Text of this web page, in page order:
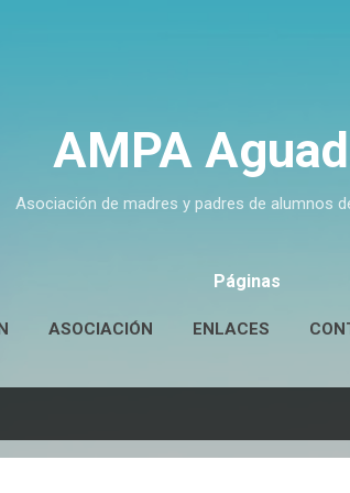
AMPA
Asociación de madres y padres de alumnos
Páginas
ASOCIACIÓN ENLACES